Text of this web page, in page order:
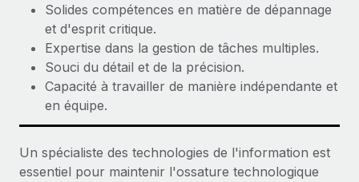
Solides compétences en matière de dépannage
et d'esprit critique.
Expertise dans la gestion de tâches multiples.
Souci du détail et de la précision.
Capacité à travailler de manière indépendante et
en équipe.
Un spécialiste des technologies de l'information est
essentiel pour maintenir l'ossature technologique